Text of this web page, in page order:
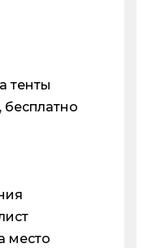
тенты
бесплатно
место